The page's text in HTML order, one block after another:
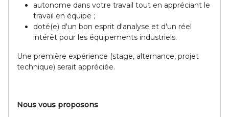
autonome dans votre travail tout en appréciant le
travail en équipe ;
doté(e) d'un bon esprit d'analyse et d'un réel
intérêt pour les équipements industriels.
Une première expérience (stage, alternance, projet
technique) serait appréciée.
Nous vous proposons